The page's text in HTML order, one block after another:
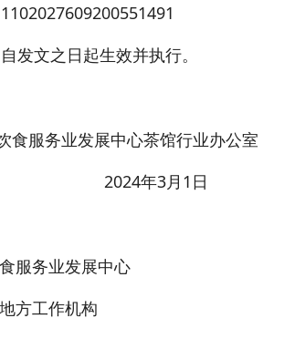
发文之日起生效并执行。
食服务业发展中心茶馆行业办公室
2024年3月1日
服务业发展中心
方工作机构